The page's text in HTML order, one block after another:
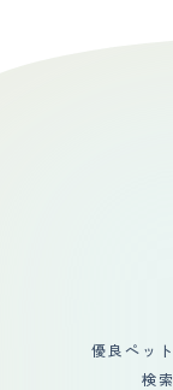
優良ペッ
検